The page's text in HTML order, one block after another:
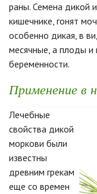
раны. Семена дикой
кишечнике, гонят
особенно дикая, в
месячные, а плоды и
беременности.
Применение в
Лечебные
свойства дикой
моркови были
известны
древним грекам
еще со времен